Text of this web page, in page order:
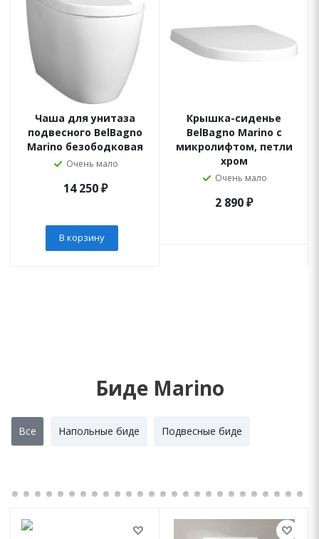
Чаша для унитаза
подвесного BelBagno
Marino безободковая
Очень мало
14 250₽
В корзину
Крышка-сиденье
BelBagno Marino с
микролифтом, петли
хром
Очень мало
2 890₽
Биде Marino
Все Напольные биде Подвесные биде